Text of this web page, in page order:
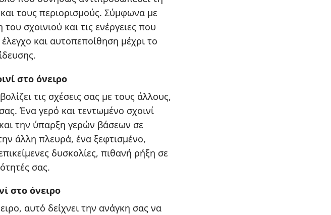
τους περιορισμούς. Σύμφωνα με
σχοινιού και τις ενέργειες που
και αυτοπεποίθηση μέχρι το
στο όνειρο
τις σχέσεις σας με τους άλλους,
Ένα γερό και τεντωμένο σχοινί
την ύπαρξη γερών βάσεων σε
άλλη πλευρά, ένα ξεφτισμένο,
δυσκολίες, πιθανή ρήξη σε
σας.
στο όνειρο
αυτό δείχνει την ανάγκη σας να